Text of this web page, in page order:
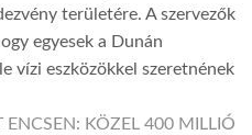
területére. A szervezők
egyesek a Dunán
vízi eszközökkel szeretnének
KÖZEL 400 MILLIÓ